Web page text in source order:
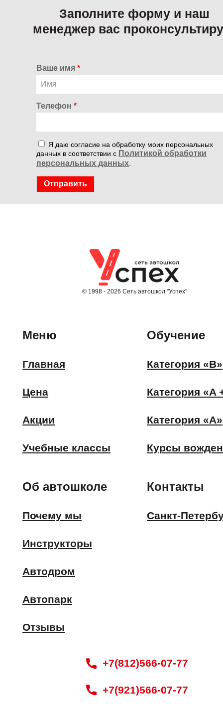
Заполните форму и наш
менеджер вас
© 1998 - 2026 Сеть автошкол "Успех"
Меню
Главная
Цена
Акции
Учебные классы
Обучение
Категория «В»
Категория «A
Категория «А»
Курсы
Об автошколе
Почему мы
Инструкторы
Автодром
Автопарк
Отзывы
Контакты
Санкт-
+7(812)566-07-77
+7(921)566-07-77